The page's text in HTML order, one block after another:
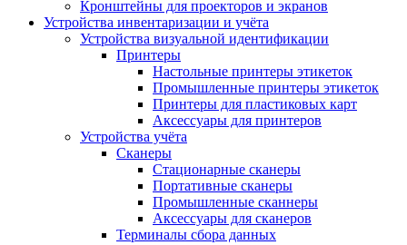
Кронштейны для проекторов и экранов
Устройства инвентаризации и учёта
Устройства визуальной идентификации
Принтеры
Настольные принтеры этикеток
Промышленные принтеры этикеток
Принтеры для пластиковых карт
Аксессуары для принтеров
Устройства учёта
Сканеры
Стационарные сканеры
Портативные сканеры
Промышленные сканнеры
Аксессуары для сканеров
Терминалы сбора данных